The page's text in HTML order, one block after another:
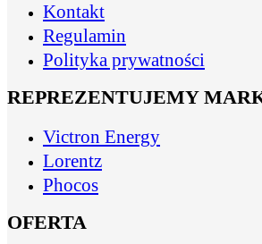
Kontakt
Regulamin
Polityka prywatności
REPREZENTUJEMY
Victron Energy
Lorentz
Phocos
OFERTA